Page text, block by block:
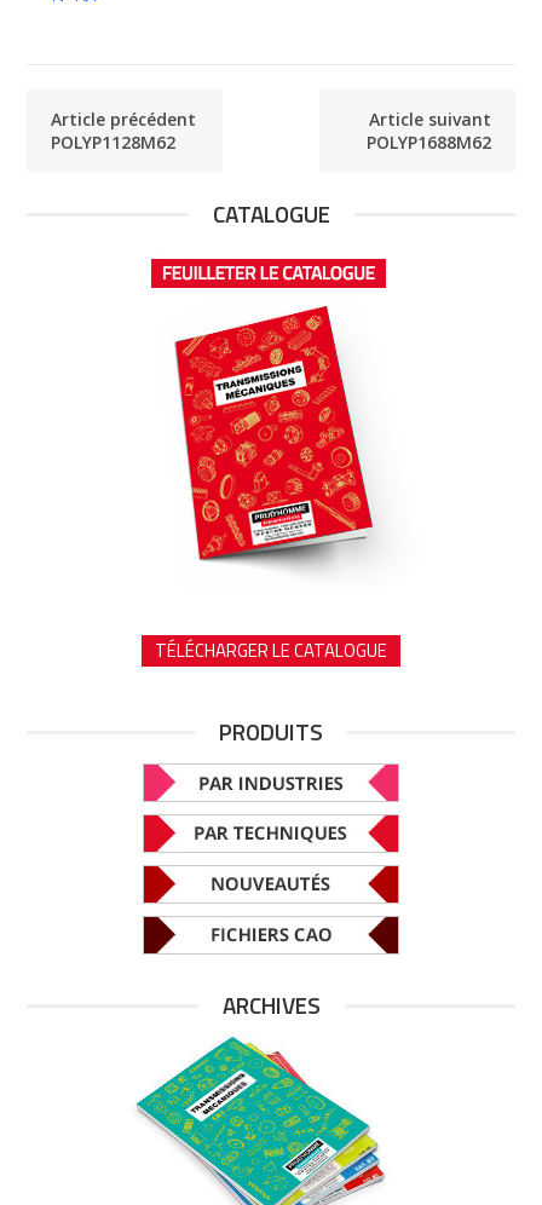
Article précédent
POLYP1128M62
Article suivant
POLYP1688M62
CATALOGUE
TÉLÉCHARGER LE CATALOGUE
PRODUITS
ARCHIVES